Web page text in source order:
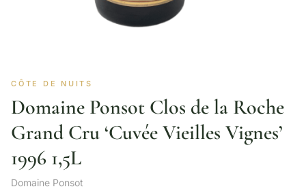
CÔTE DE NUITS
Domaine Ponsot Clos de la Roche
Grand Cru ‘Cuvée Vieilles Vignes’
1996 1,5L
Domaine Ponsot